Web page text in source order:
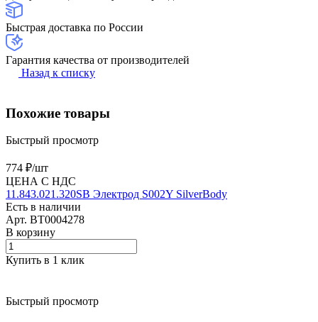
Быстрая доставка по России
Гарантия качества от производителей
Назад к списку
Похожие товары
Быстрый просмотр
774 ₽/шт
ЦЕНА С НДС
11.843.021.320SB Электрод S002Y SilverBody
Есть в наличии
Арт. BT0004278
В корзину
Купить в 1 клик
Быстрый просмотр